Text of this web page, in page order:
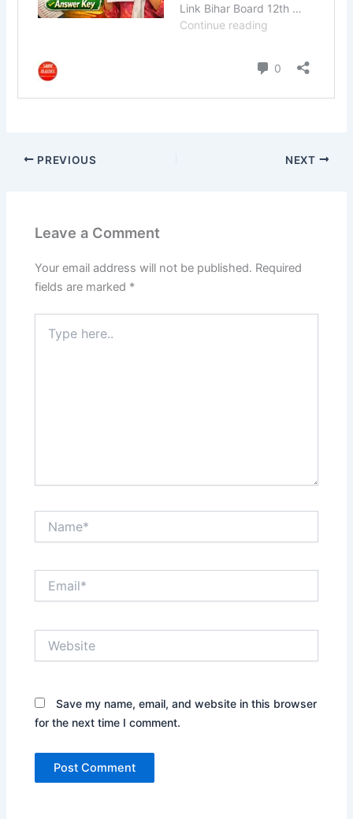
PREVIOUS NEXT
Leave a Comment
Your email address will not be published. Required
fields are marked *
here..
Save my name, email, and website in this browser
for the next time I comment.